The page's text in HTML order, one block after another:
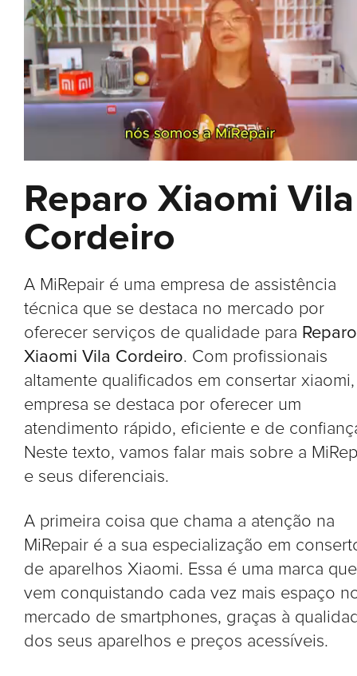
Reparo Xiaomi Vila
Cordeiro
A MiRepair é uma empresa de assistência
técnica que se destaca no mercado por
oferecer serviços de qualidade para Reparo
Xiaomi Vila Cordeiro. Com profissionais
altamente qualificados em consertar
empresa se destaca por oferecer um
atendimento rápido, eficiente e de
Neste texto, vamos falar mais sobre a
e seus diferenciais.
A primeira coisa que chama a atenção na
MiRepair é a sua especialização em
de aparelhos Xiaomi. Essa é uma marca que
vem conquistando cada vez mais espaço
mercado de smartphones, graças à
dos seus aparelhos e preços acessíveis.